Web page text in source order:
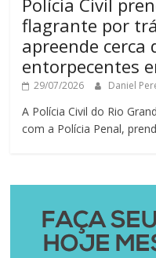
Polícia Civil
flagrante por
apreende cerca
entorpecentes
29/07/2026 Daniel
A Polícia Civil do Rio
com a Polícia Penal,